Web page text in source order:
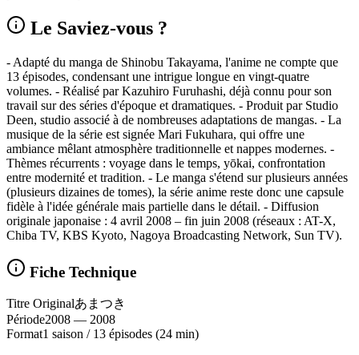
Le Saviez-vous ?
- Adapté du manga de Shinobu Takayama, l'anime ne compte que
13 épisodes, condensant une intrigue longue en vingt-quatre
volumes. - Réalisé par Kazuhiro Furuhashi, déjà connu pour son
travail sur des séries d'époque et dramatiques. - Produit par Studio
Deen, studio associé à de nombreuses adaptations de mangas. - La
musique de la série est signée Mari Fukuhara, qui offre une
ambiance mêlant atmosphère traditionnelle et nappes modernes. -
Thèmes récurrents : voyage dans le temps, yōkai, confrontation
entre modernité et tradition. - Le manga s'étend sur plusieurs années
(plusieurs dizaines de tomes), la série anime reste donc une capsule
fidèle à l'idée générale mais partielle dans le détail. - Diffusion
originale japonaise : 4 avril 2008 – fin juin 2008 (réseaux : AT-X,
Chiba TV, KBS Kyoto, Nagoya Broadcasting Network, Sun TV).
Fiche Technique
Titre Originalあまつき
Période2008 — 2008
Format1 saison / 13 épisodes (24 min)